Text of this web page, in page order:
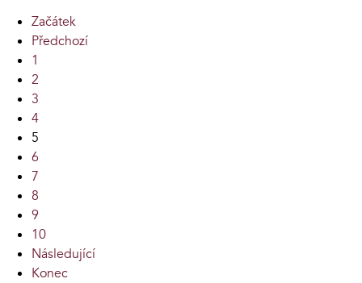
Začátek
Předchozí
1
2
3
4
5
6
7
8
9
10
Následující
Konec